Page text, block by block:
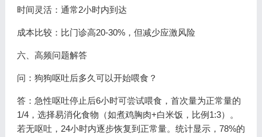
时间灵活：通常2小时内到达
成本比较：比门诊高20-30%，但减少应激风险
六、高频问题解答
问：狗狗呕吐后多久可以开始喂食？
答：急性呕吐停止后6小时可尝试喂食，首次量为正常量的
1/4，选择易消化食物（如煮鸡胸肉+白米饭，比例1:3）。
若无呕吐，24小时内逐步恢复到正常量。统计显示，78%的